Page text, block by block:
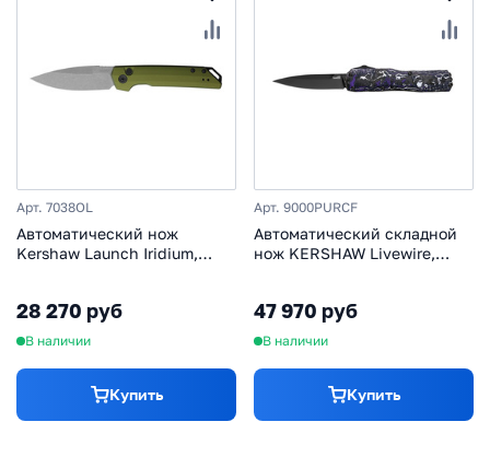
Арт. 7038OL
Автоматический нож
Kershaw Launch Iridium,
28 270 руб
В наличии
Купить
Арт. 9000PURCF
Автоматический складной
нож KERSHAW Livewire,
карбон
47 970 руб
В наличии
Купить